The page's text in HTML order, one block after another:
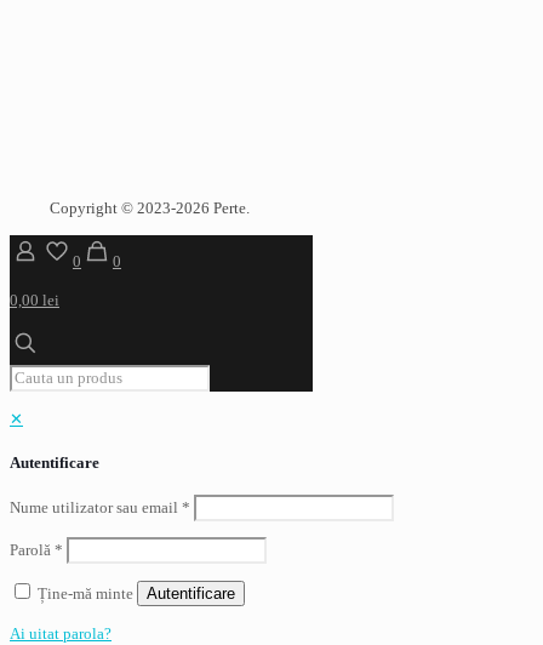
Copyright © 2023-2026 Perte.
0 0
0,00 lei
✕
Autentificare
Nume utilizator sau email *
Parolă *
Ține-mă minte Autentificare
Ai uitat parola?